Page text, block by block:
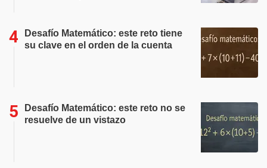
Desafío Matemático: este reto tiene
su clave en el orden de la cuenta
Desafío Matemático: este reto no se
resuelve de un vistazo